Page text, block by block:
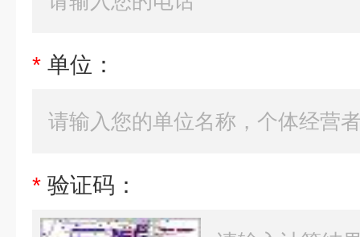
* 单位：
* 验证码：